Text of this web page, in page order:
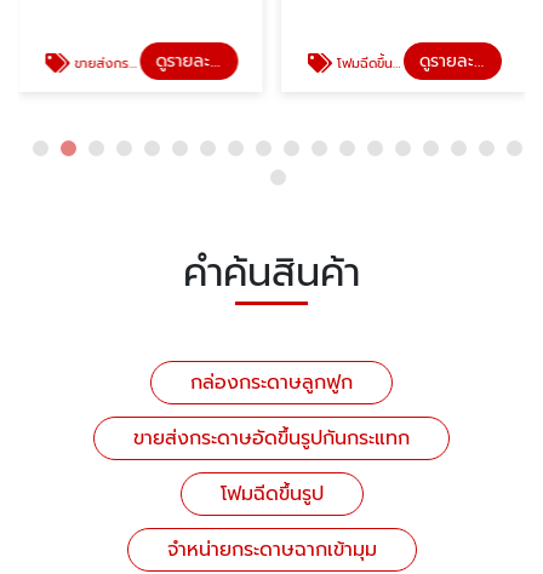
ขายส่งกระดาษอัดขึ้นรูปกันกระแทก ดูรายละเอียด โฟมฉีดขึ้นรูป ดูรายละเอียด
คำค้นสินค้า
กล่องกระดาษลูกฟูก
ขายส่งกระดาษอัดขึ้นรูปกันกระแทก
โฟมฉีดขึ้นรูป
จำหน่ายกระดาษฉากเข้ามุม